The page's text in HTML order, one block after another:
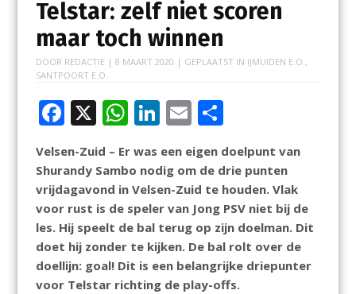
Telstar: zelf niet scoren
maar toch winnen
DOOR REDACTIE | 8 MAART 2020 | GEPLAATST IN IJMUIDEN E.O. ,
SANTPOORT E.O.
F
e
b
o
o
k
X W
at
s
A
p
p
Li
k
e
dI
n
E
m
ai
l
D
el
e
n
Velsen-Zuid – Er was een eigen doelpunt van
Shurandy Sambo nodig om de drie punten
vrijdagavond in Velsen-Zuid te houden. Vlak
voor rust is de speler van Jong PSV niet bij de
les. Hij speelt de bal terug op zijn doelman. Dit
doet hij zonder te kijken. De bal rolt over de
doellijn: goal! Dit is een belangrijke driepunter
voor Telstar richting de play-offs.